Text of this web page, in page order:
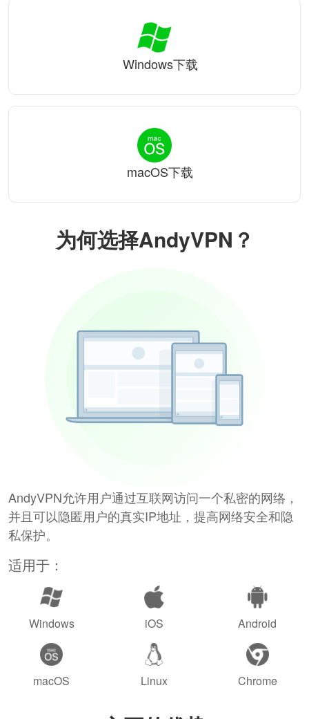
为何选择AndyVPN？
AndyVPN允许用户通过互联网访问一个私密的网络，
并且可以隐匿用户的真实IP地址，提高网络安全和隐
私保护。
适用于：
Windows iOS Android
macOS Linux Chrome
Windows下载
macOS下载